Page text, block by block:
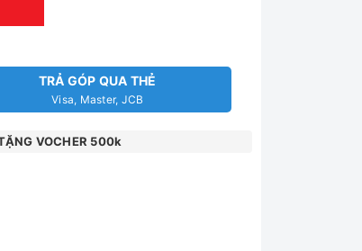
TRẢ GÓP QUA THẺ
Visa, Master, JCB
VOCHER 500k